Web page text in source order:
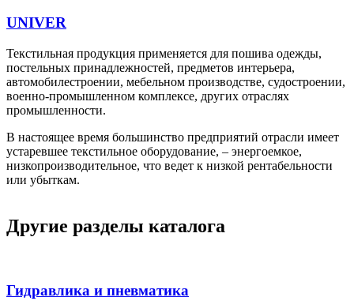
UNIVER
Текстильная продукция применяется для пошива одежды,
постельных принадлежностей, предметов интерьера,
автомобилестроении, мебельном производстве, судостроении,
военно-промышленном комплексе, других отраслях
промышленности.
В настоящее время большинство предприятий отрасли имеет
устаревшее текстильное оборудование, – энергоемкое,
низкопроизводительное, что ведет к низкой рентабельности
или убыткам.
Другие разделы каталога
Гидравлика и пневматика